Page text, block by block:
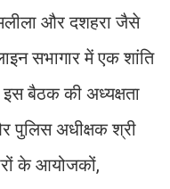
और दशहरा जैसे
सभागार में एक शांति
बैठक की अध्यक्षता
पुलिस अधीक्षक श्री
के आयोजकों,